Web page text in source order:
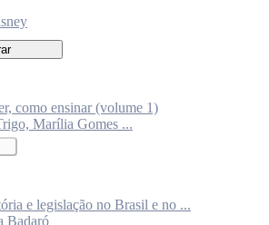
como ensinar (volume 1)
Marília Gomes ...
e legislação no Brasil e no ...
Badaró